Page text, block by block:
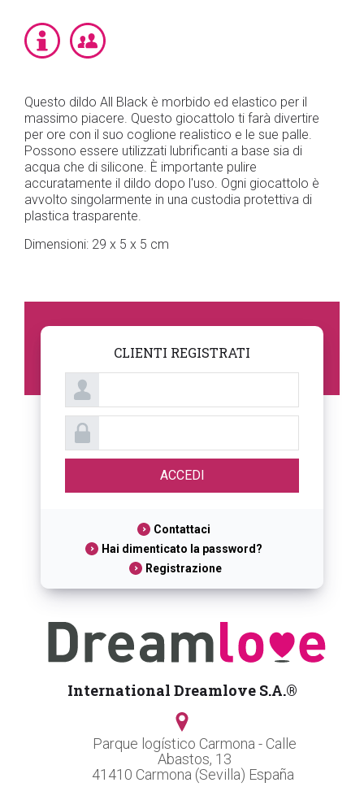
Questo dildo All Black è morbido ed elastico per il
massimo piacere. Questo giocattolo ti farà divertire
per ore con il suo coglione realistico e le sue palle.
Possono essere utilizzati lubrificanti a base sia di
acqua che di silicone. È importante pulire
accuratamente il dildo dopo l'uso. Ogni giocattolo è
avvolto singolarmente in una custodia protettiva di
plastica trasparente.
Dimensioni: 29 x 5 x 5 cm
CLIENTI REGISTRATI
Contattaci
Hai dimenticato la password?
Registrazione
International Dreamlove S.A.®
Parque logístico Carmona - Calle
Abastos, 13
41410 Carmona (Sevilla) España